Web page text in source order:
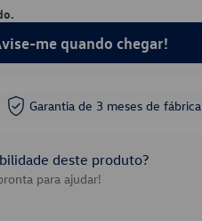
me quando chegar!
Garantia de 3 meses de fábrica
deste produto?
para ajudar!